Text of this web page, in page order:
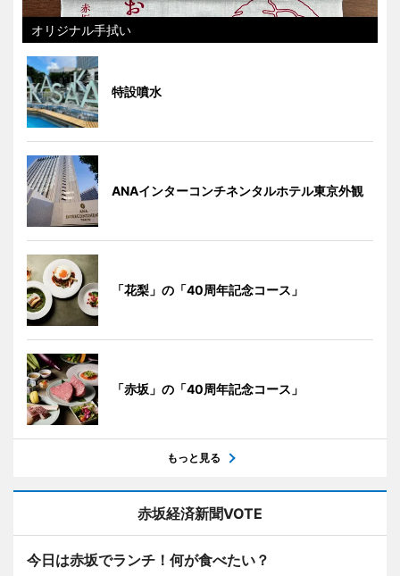
オリジナル手拭い
特設噴水
ANAインターコンチネンタルホテル東京外観
「花梨」の「40周年記念コース」
「赤坂」の「40周年記念コース」
もっと見る
赤坂経済新聞VOTE
今日は赤坂でランチ！何が食べたい？